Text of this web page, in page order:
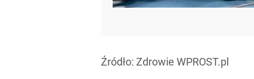
Źródło: Zdrowie WPROST.pl